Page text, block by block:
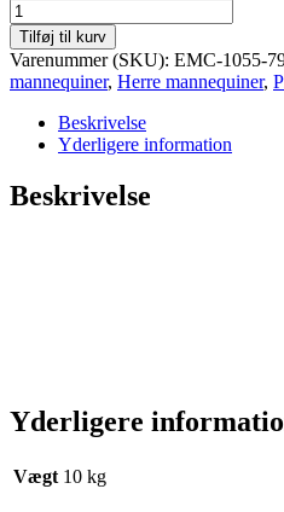
Herre
mannequin
–
stofbetrukket
vintage
hoved
mannequinen
kan
også
Tilføj til kurv
Varenummer (SKU): EMC-1055-
mannequiner, Herre mannequiner,
Beskrivelse
Yderligere information
Beskrivelse
Yderligere
Vægt 10 kg